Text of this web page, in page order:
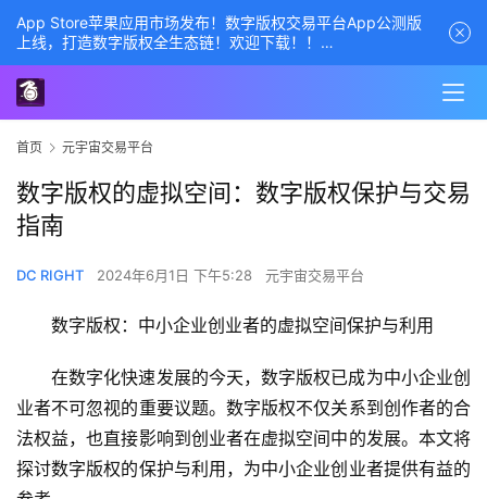
首页 元宇宙交易平台
数字版权的虚拟空间：数字版权保护与交易
指南
DC RIGHT 2024年6月1日 下午5:28 元宇宙交易平台
数字版权：中小企业创业者的虚拟空间保护与利用
在数字化快速发展的今天，数字版权已成为中小企业创
业者不可忽视的重要议题。数字版权不仅关系到创作者的合
法权益，也直接影响到创业者在虚拟空间中的发展。本文将
探讨数字版权的保护与利用，为中小企业创业者提供有益的
App Store苹果应用市场发布！数字版权交易平台App公测版
上线，打造数字版权全生态链！欢迎下载！！
商务经理联系方式——数字版权交易平台